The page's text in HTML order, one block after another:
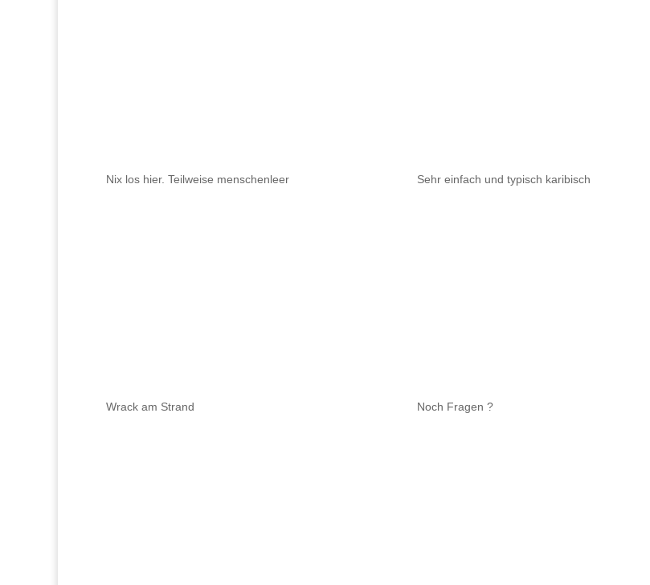
Nix los hier. Teilweise menschenleer Sehr einfach und typisch karibisch
Wrack am Strand Noch Fragen ?